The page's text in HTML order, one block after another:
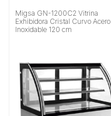
Migsa GN-1200C2 Vitrina
Exhibidora Cristal Curvo Acero
Inoxidable 120 cm